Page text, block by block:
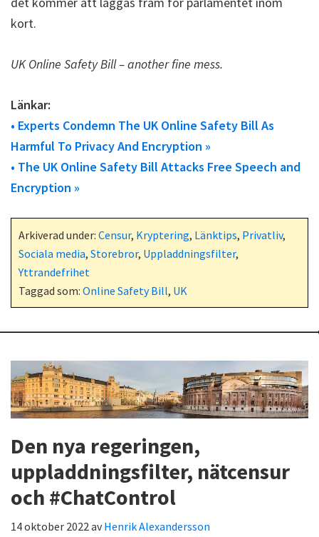
kort.
UK Online Safety Bill – another fine mess.
Länkar:
• Experts Condemn The UK Online Safety Bill As
Harmful To Privacy And Encryption »
• The UK Online Safety Bill Attacks Free Speech and
Encryption »
Arkiverad under: Censur, Kryptering, Länktips, Privatliv,
Sociala media, Storebror, Uppladdningsfilter,
Yttrandefrihet
Taggad som: Online Safety Bill, UK
Den nya regeringen,
uppladdningsfilter, nätcensur
och #ChatControl
14 oktober 2022 avHenrik Alexandersson